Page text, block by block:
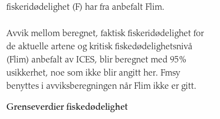
fiskeridødelighet (F) har fra anbefalt Flim.
Avvik mellom beregnet, faktisk fiskeridødelighet for
de aktuelle artene og kritisk fiskedødelighetsnivå
(Flim) anbefalt av ICES, blir beregnet med 95%
usikkerhet, noe som ikke blir angitt her. Fmsy
benyttes i avviksberegningen når Flim ikke er gitt.
Grenseverdier fiskedødelighet